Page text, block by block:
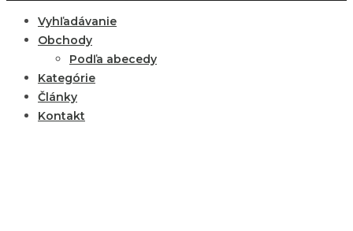
Vyhľadávanie
Obchody
Podľa abecedy
Kategórie
Články
Kontakt